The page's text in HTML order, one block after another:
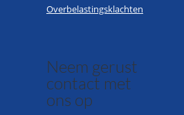
Overbelastingsklachten
Neem gerust
contact met
ons op